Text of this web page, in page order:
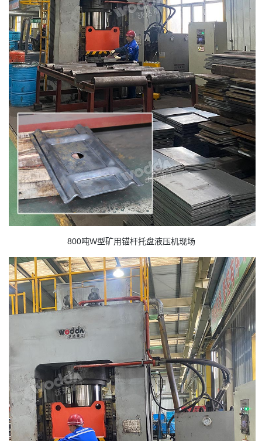
800吨W型矿用锚杆托盘液压机现场